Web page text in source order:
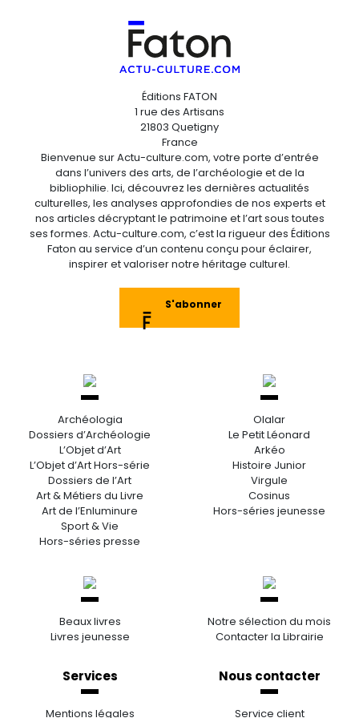
Éditions FATON
1 rue des Artisans
21803 Quetigny
France
Bienvenue sur Actu-culture.com, votre porte d’entrée
dans l’univers des arts, de l’archéologie et de la
bibliophilie. Ici, découvrez les dernières actualités
culturelles, les analyses approfondies de nos experts et
nos articles décryptant le patrimoine et l’art sous toutes
ses formes. Actu-culture.com, c’est la rigueur des Éditions
Faton au service d’un contenu conçu pour éclairer,
inspirer et valoriser notre héritage culturel.
S'abonner
Archéologia
Dossiers d’Archéologie
L’Objet d’Art
L’Objet d’Art Hors-série
Dossiers de l’Art
Art & Métiers du Livre
Art de l’Enluminure
Sport & Vie
Hors-séries presse
Olalar
Le Petit Léonard
Arkéo
Histoire Junior
Virgule
Cosinus
Hors-séries jeunesse
Beaux livres
Livres jeunesse
Notre sélection du mois
Contacter la Librairie
Services
Mentions légales
Nous contacter
Service client